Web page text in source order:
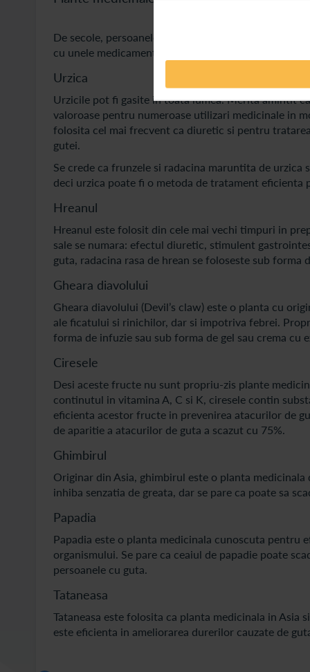
De secole, persoanele care sufereau de guta
cu unele medicamente, insa mai putine efecte
Urzica
Urzicile pot fi gasite in toata lumea. Merita amintit
valoroase pentru numeroase utilizari medicinale in
folosita cel mai frecvent ca diuretic si pentru
gutei.
Se crede ca frunzele si radacina maruntita de
deci urzica poate fi o metoda de tratament eficienta
Hreanul
Hreanul este folosit din cele mai vechi timpuri in
sale se numara: efectul diuretic, stimulent
guta, radacina rasa de hrean se foloseste sub forma
Gheara diavolului
Gheara diavolului (Devil’s claw) este o planta cu
ale ficatului si rinichilor, dar si impotriva febrei.
forma de infuzie sau sub forma de gel sau crema cu
Ciresele
Desi aceste fructe nu sunt propriu-zis plante
continutul in vitamina A, C si K, ciresele contin
eficienta acestor fructe in prevenirea atacurilor de
de aparitie a atacurilor de guta a scazut cu 75%.
Ghimbirul
Originar din Asia, ghimbirul este o planta
inhiba senzatia de greata, dar se pare ca poate sa
Papadia
Papadia este o planta medicinala cunoscuta pentru
organismului. Se pare ca ceaiul de papadie poate
persoanele cu guta.
Tataneasa
Tataneasa este folosita ca planta medicinala in Asia
este eficienta in ameliorarea durerilor cauzate de